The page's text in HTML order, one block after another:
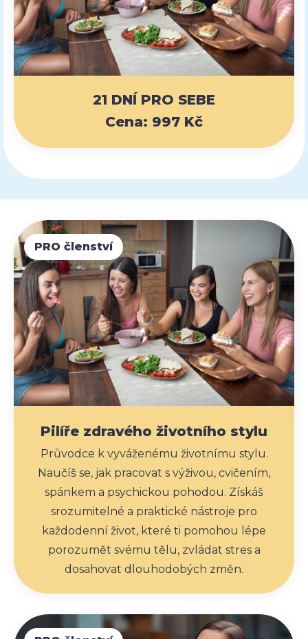
21 DNÍ PRO SEBE
Cena: 997 Kč
PRO členství
Pilíře zdravého životního stylu
Průvodce k vyváženému životnímu stylu.
Naučíš se, jak pracovat s výživou, cvičením,
spánkem a psychickou pohodou. Získáš
srozumitelné a praktické nástroje pro
každodenní život, které ti pomohou lépe
porozumět svému tělu, zvládat stres a
dosahovat dlouhodobých změn.